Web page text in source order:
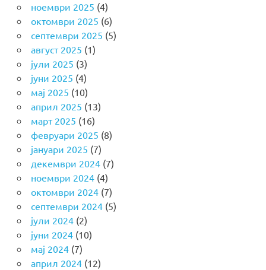
ноември 2025 (4)
октомври 2025 (6)
септември 2025 (5)
август 2025 (1)
јули 2025 (3)
јуни 2025 (4)
мај 2025 (10)
април 2025 (13)
март 2025 (16)
февруари 2025 (8)
јануари 2025 (7)
декември 2024(7)
ноември 2024(4)
октомври 2024(7)
септември 2024(5)
јули 2024(2)
јуни 2024(10)
мај 2024(7)
април 2024(12)